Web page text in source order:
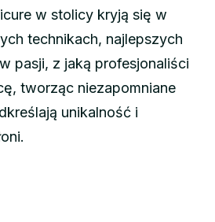
w stolicy kryją się w
technikach, najlepszych
pasji, z jaką profesjonaliści
tworząc niezapomniane
unikalność i